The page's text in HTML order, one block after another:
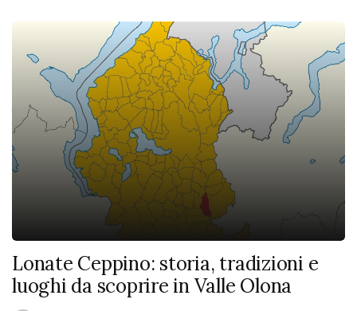
Lonate Ceppino: storia, tradizioni e
luoghi da scoprire in Valle Olona